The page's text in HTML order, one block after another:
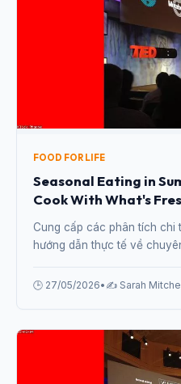
FOOD FOR LIFE
Seasonal Eating in
Cook With What's
Cung cấp các phân tích chi
hướng dẫn thực tế về
chuyên gia.
🕒 27/05/2026• ✍️ Sarah